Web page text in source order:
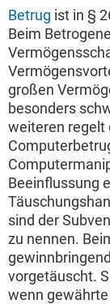
Betrug ist in §
Beim
großen
besonders
weiteren regelt
Beeinflussung
sind der
zu nennen.
vorgetäuscht.
wenn